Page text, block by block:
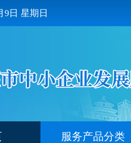
9日 星期日
服务产品分类